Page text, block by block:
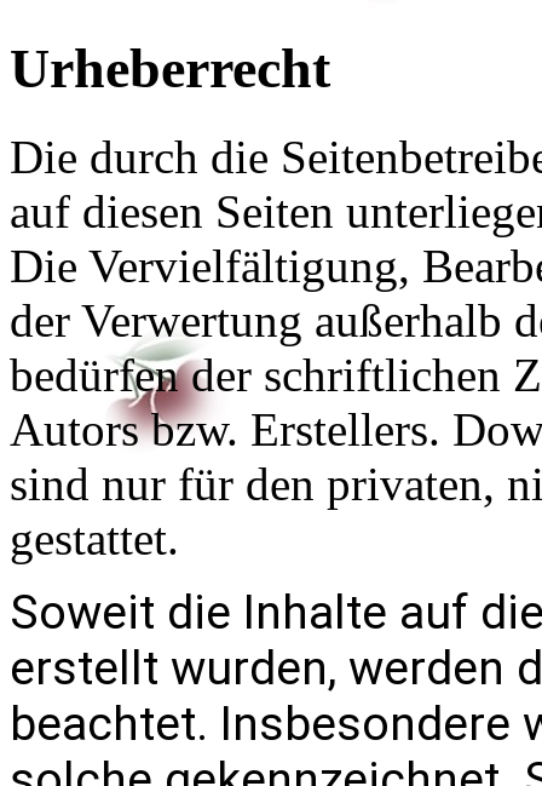
Urheberrecht
Die durch die
auf diesen Seiten
Die Vervielfältigung,
der Verwertung außerhalb
bedürfen der schriftlichen
Autors bzw. Erstellers.
sind nur für den privaten,
gestattet.
Soweit die Inhalte auf
erstellt wurden, werden
beachtet. Insbesondere